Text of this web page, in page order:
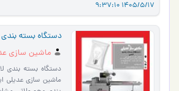
1405/5/17
دستگاه بسته بندی لامپ
ماشین سازی عدیلی
دستگاه بسته بندی لامپ
ماشین سازی عدیلی